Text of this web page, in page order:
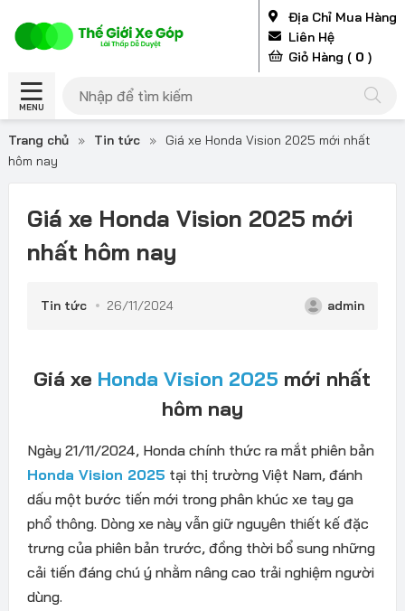
Địa Chỉ Mua Hàng
Liên Hệ
Giỏ Hàng ( 0 )
MENU
Trang chủ » Tin tức »
Giá xe Honda Vision 2025 mới nhất
hôm nay
Giá xe Honda Vision 2025 mới
nhất hôm nay
Tin tức 26/11/2024 admin
Giá xe Honda Vision 2025 mới nhất
hôm nay
Ngày 21/11/2024, Honda chính thức ra mắt phiên bản
Honda Vision 2025 tại thị trường Việt Nam, đánh
dấu một bước tiến mới trong phân khúc xe tay ga
phổ thông. Dòng xe này vẫn giữ nguyên thiết kế đặc
trưng của phiên bản trước, đồng thời bổ sung những
cải tiến đáng chú ý nhằm nâng cao trải nghiệm người
dùng.